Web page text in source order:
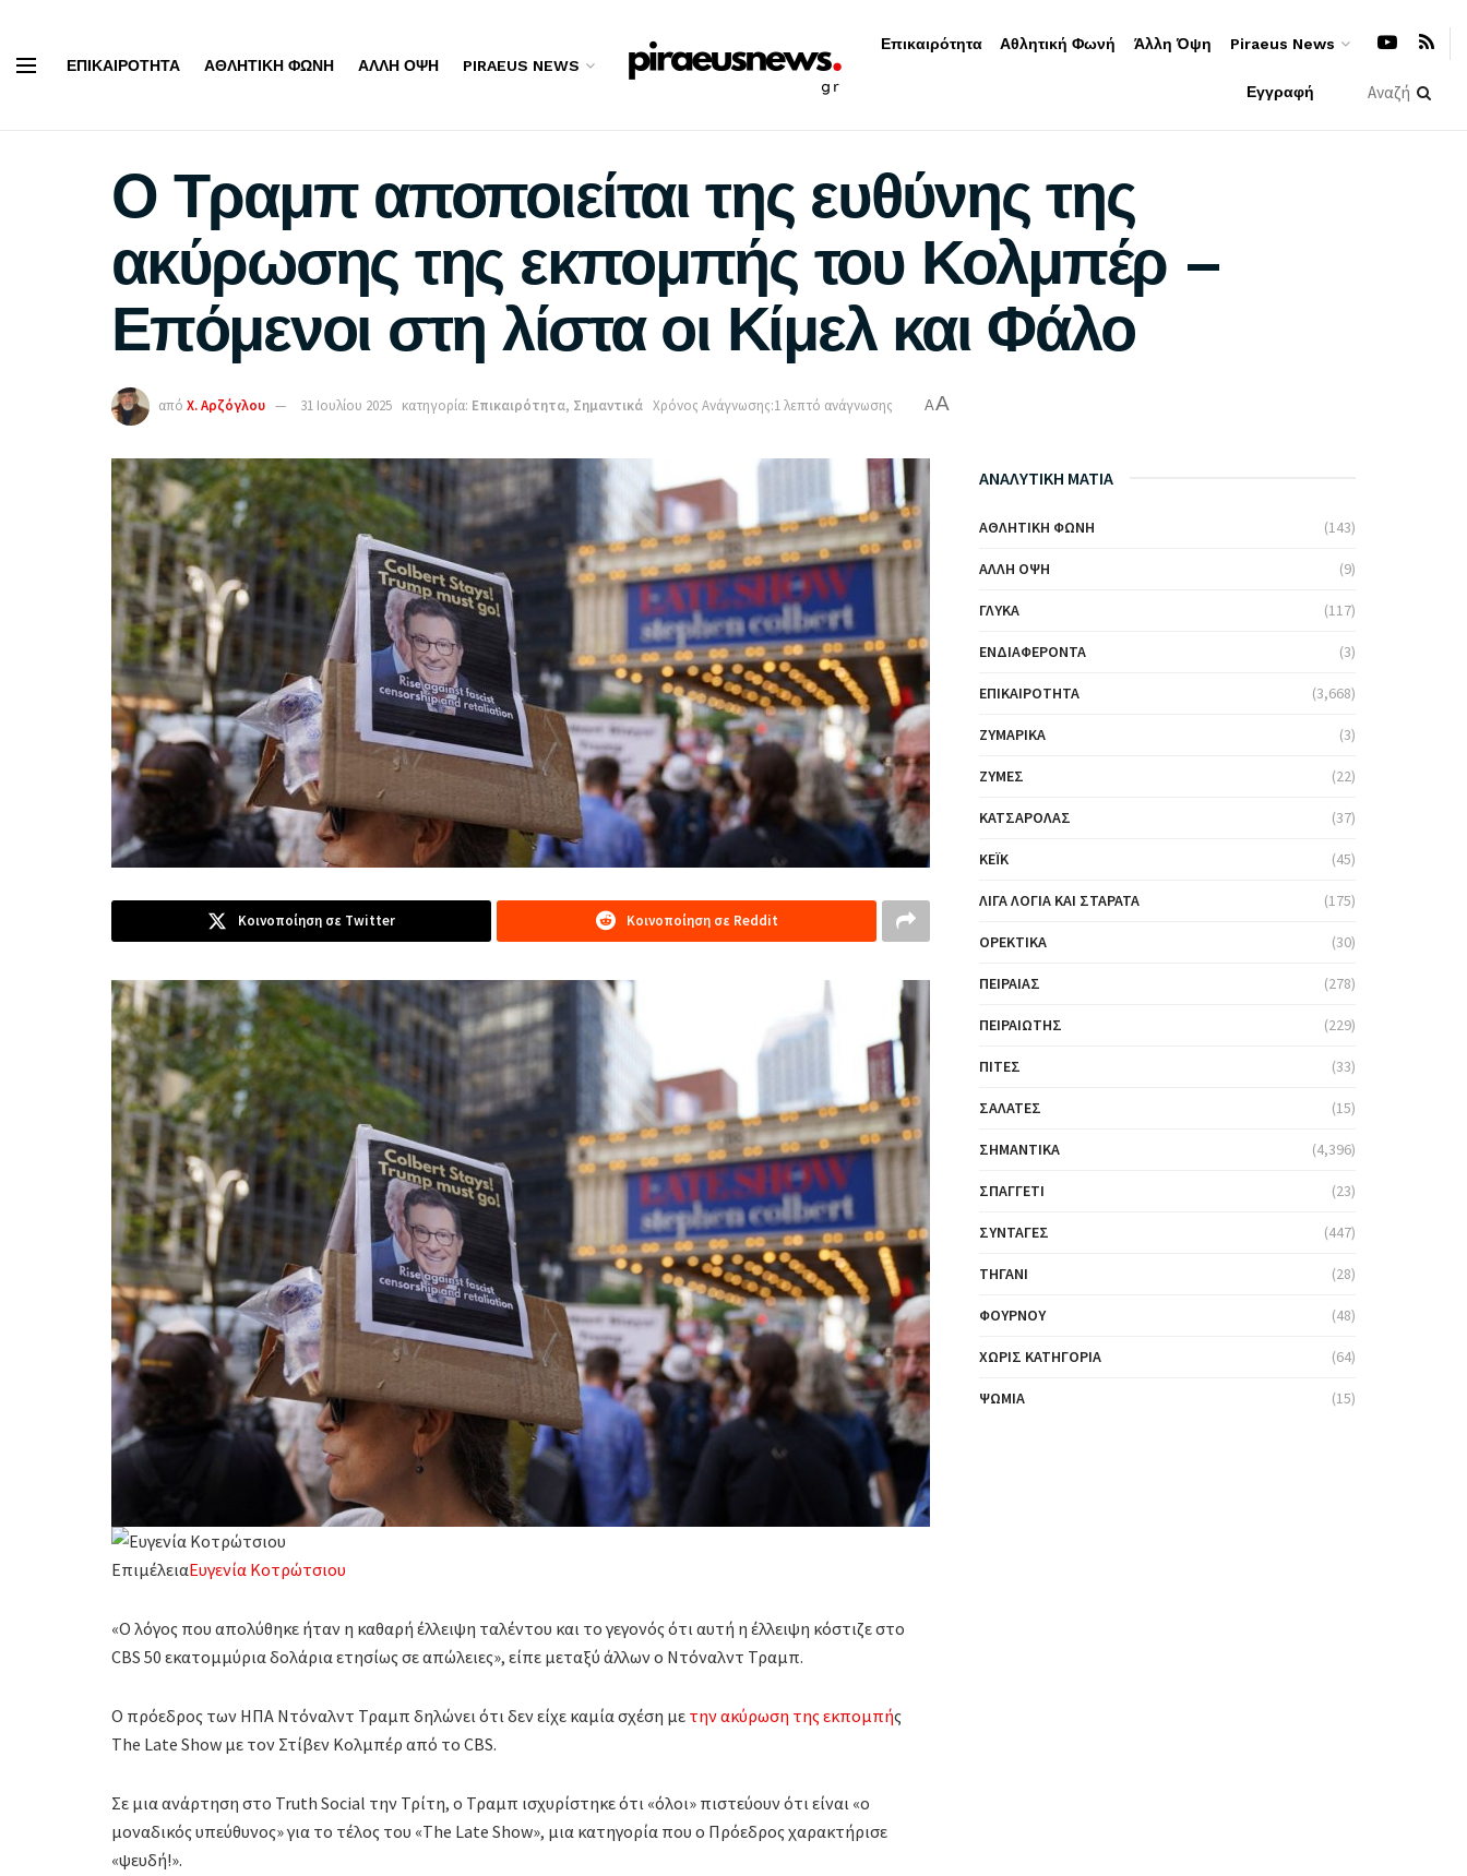
ΕΠΙΚΑΙΡΌΤΗΤΑ ΑΘΛΗΤΙΚΉ ΦΩΝΉ ΆΛΛΗ ΌΨΗ PIRAEUS NEWS
Επικαιρότητα Αθλητική Φωνή Άλλη Όψη Piraeus News
Εγγραφή
Ο Τραμπ αποποιείται της ευθύνης της
ακύρωσης της εκπομπής του Κολμπέρ –
Επόμενοι στη λίστα οι Κίμελ και Φάλο
από Χ. Αρζόγλου 31 Ιουλίου 2025 κατηγορία: Επικαιρότητα, Σημαντικά Χρόνος Ανάγνωσης:1 λεπτό ανάγνωσης AA
Κοινοποίηση σε Twitter Κοινοποίηση σε Reddit
ΕπιμέλειαΕυγενία Κοτρώτσιου
«Ο λόγος που απολύθηκε ήταν η καθαρή έλλειψη ταλέντου και το γεγονός ότι αυτή η έλλειψη κόστιζε στο
CBS 50 εκατομμύρια δολάρια ετησίως σε απώλειες», είπε μεταξύ άλλων ο Ντόναλντ Τραμπ.
Ο πρόεδρος των ΗΠΑ Ντόναλντ Τραμπ δηλώνει ότι δεν είχε καμία σχέση με την ακύρωση της εκπομπής
The Late Show με τον Στίβεν Κολμπέρ από το CBS.
Σε μια ανάρτηση στο Truth Social την Τρίτη, ο Τραμπ ισχυρίστηκε ότι «όλοι» πιστεύουν ότι είναι «ο
μοναδικός υπεύθυνος» για το τέλος του «The Late Show», μια κατηγορία που ο Πρόεδρος χαρακτήρισε
«ψευδή!».
ΑΝΑΛΥΤΙΚΗ ΜΑΤΙΑ
ΑΘΛΗΤΙΚΉ ΦΩΝΉ (143)
ΆΛΛΗ ΌΨΗ (9)
ΓΛΥΚΆ (117)
ΕΝΔΙΑΦΈΡΟΝΤΑ (3)
ΕΠΙΚΑΙΡΌΤΗΤΑ (3,668)
ΖΥΜΑΡΙΚΆ (3)
ΖΎΜΕΣ (22)
ΚΑΤΣΑΡΌΛΑΣ (37)
ΚΈΙΚ (45)
ΛΊΓΑ ΛΌΓΙΑ ΚΑΙ ΣΤΑΡΆΤΑ (175)
ΟΡΕΚΤΙΚΆ (30)
ΠΕΙΡΑΙΆΣ (278)
ΠΕΙΡΑΙΏΤΗΣ (229)
ΠΊΤΕΣ (33)
ΣΑΛΆΤΕΣ (15)
ΣΗΜΑΝΤΙΚΆ (4,396)
ΣΠΑΓΓΈΤΙ (23)
ΣΥΝΤΑΓΈΣ (447)
ΤΗΓΆΝΙ (28)
ΦΟΎΡΝΟΥ (48)
ΧΩΡΊΣ ΚΑΤΗΓΟΡΊΑ (64)
ΨΩΜΙΆ (15)